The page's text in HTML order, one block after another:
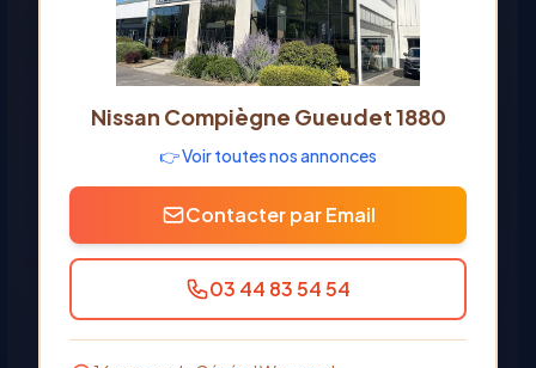
Nissan Compiègne Gueudet 1880
👉 Voir toutes nos annonces
Contacter par Email
03 44 83 54 54